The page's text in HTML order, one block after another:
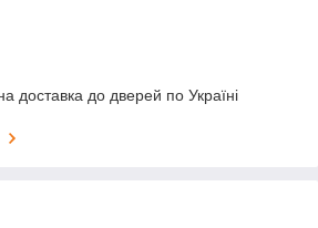
доставка до дверей по Україні